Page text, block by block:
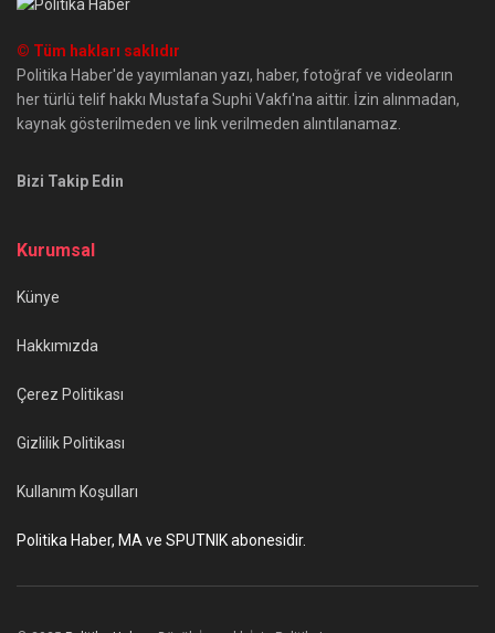
© Tüm hakları saklıdır
Politika Haber'de yayımlanan yazı, haber, fotoğraf ve videoların
her türlü telif hakkı Mustafa Suphi Vakfı'na aittir. İzin alınmadan,
kaynak gösterilmeden ve link verilmeden alıntılanamaz.
Bizi Takip Edin
Kurumsal
Künye
Hakkımızda
Çerez Politikası
Gizlilik Politikası
Kullanım Koşulları
Politika Haber, MA ve SPUTNIK abonesidir.